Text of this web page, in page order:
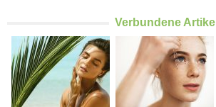
Verbundene Artikel